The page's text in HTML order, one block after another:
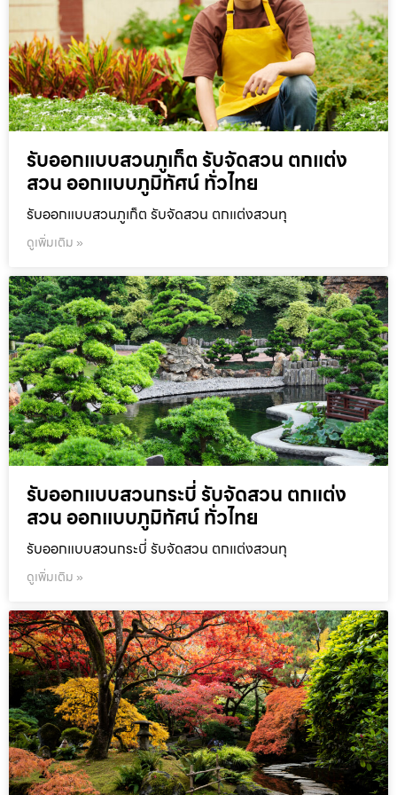
รับออกแบบสวนภูเก็ต รับจัดสวน ตกแต่ง
สวน ออกแบบภูมิทัศน์ ทั่วไทย
รับออกแบบสวนภูเก็ต รับจัดสวน ตกแต่งสวนทุ
ดูเพิ่มเติม »
รับออกแบบสวนกระบี่ รับจัดสวน ตกแต่ง
สวน ออกแบบภูมิทัศน์ ทั่วไทย
รับออกแบบสวนกระบี่ รับจัดสวน ตกแต่งสวนทุ
ดูเพิ่มเติม »